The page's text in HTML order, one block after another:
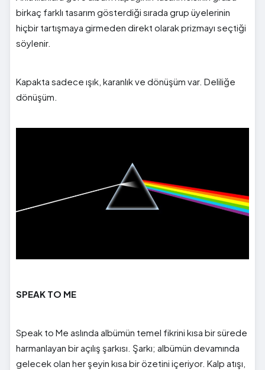
birkaç farklı tasarım gösterdiği sırada grup üyelerinin
hiçbir tartışmaya girmeden direkt olarak prizmayı seçtiği
söylenir.
Kapakta sadece ışık, karanlık ve dönüşüm var. Deliliğe
dönüşüm.
SPEAK TO ME
Speak to Me aslında albümün temel fikrini kısa bir sürede
harmanlayan bir açılış şarkısı. Şarkı; albümün devamında
gelecek olan her şeyin kısa bir özetini içeriyor. Kalp atışı,